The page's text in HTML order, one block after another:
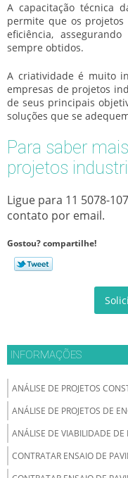
A capacitação técnica
permite que os projetos
eficiência,
sempre obtidos.
A criatividade é muito
empresas de projetos
de seus principais
soluções que se
Para saber
projetos
Ligue para 11 5078-
contato por email.
Gostou? compartilhe!
INFORMAÇÕES
ANÁLISE DE PROJETOS
ANÁLISE DE PROJETOS DE
ANÁLISE DE VIABILIDADE DE
CONTRATAR ENSAIO DE